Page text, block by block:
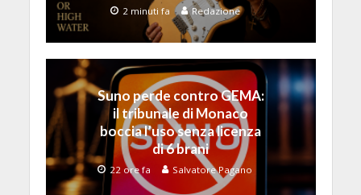
2 minuti fa Redazione
Suno perde contro GEMA:
il tribunale di Monaco
boccia l’uso senza licenza
di 6 brani
22 ore fa Salvatore Pagano